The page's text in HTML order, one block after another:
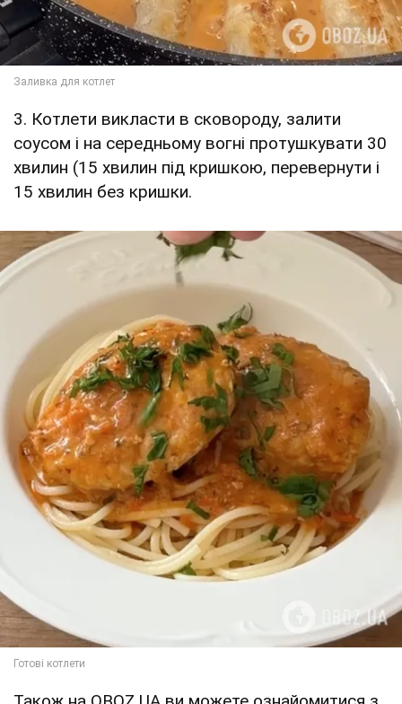
3. Котлети викласти в сковороду, залити
соусом і на середньому вогні протушкувати 30
хвилин (15 хвилин під кришкою, перевернути і
15 хвилин без кришки.